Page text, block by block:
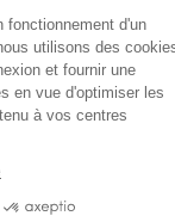
fonctionnement d'un
utilisons des
et fournir une
en vue d'optimiser les
à vos centres